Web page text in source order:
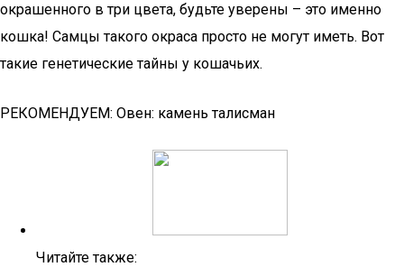
окрашенного в три цвета, будьте уверены – это именно
кошка! Самцы такого окраса просто не могут иметь. Вот
такие генетические тайны у кошачьих.
РЕКОМЕНДУЕМ: Овен: камень талисман
Читайте также: